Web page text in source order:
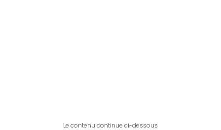
Le contenu continue ci-dessous